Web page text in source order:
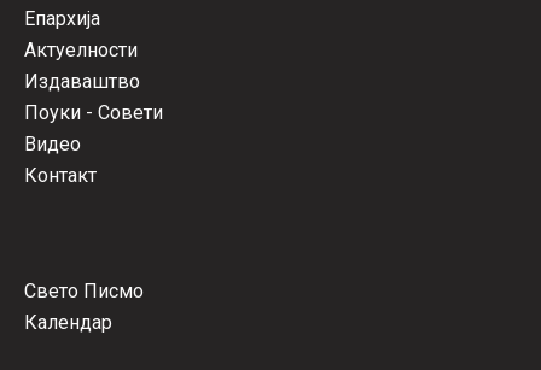
Епархија
Актуелности
Издаваштво
Поуки - Совети
Видео
Контакт
Свето Писмо
Календар